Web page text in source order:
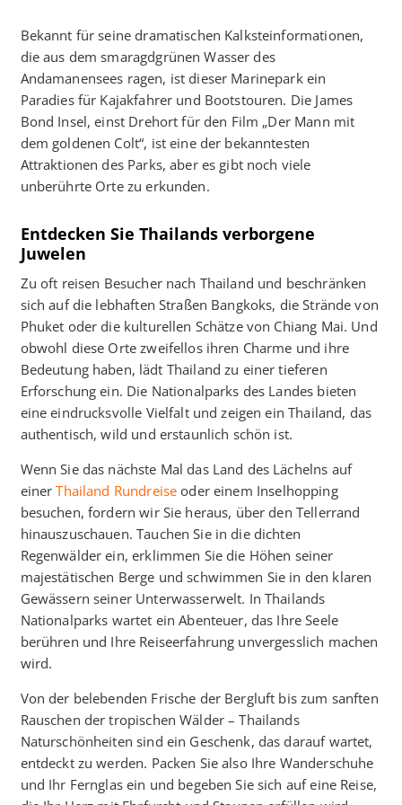
Bekannt für seine dramatischen Kalksteinformationen,
die aus dem smaragdgrünen Wasser des
Andamanensees ragen, ist dieser Marinepark ein
Paradies für Kajakfahrer und Bootstouren. Die James
Bond Insel, einst Drehort für den Film „Der Mann mit
dem goldenen Colt“, ist eine der bekanntesten
Attraktionen des Parks, aber es gibt noch viele
unberührte Orte zu erkunden.
Entdecken Sie Thailands verborgene
Juwelen
Zu oft reisen Besucher nach Thailand und beschränken
sich auf die lebhaften Straßen Bangkoks, die Strände von
Phuket oder die kulturellen Schätze von Chiang Mai. Und
obwohl diese Orte zweifellos ihren Charme und ihre
Bedeutung haben, lädt Thailand zu einer tieferen
Erforschung ein. Die Nationalparks des Landes bieten
eine eindrucksvolle Vielfalt und zeigen ein Thailand, das
authentisch, wild und erstaunlich schön ist.
Wenn Sie das nächste Mal das Land des Lächelns auf
einerThailand Rundreise oder einem Inselhopping
besuchen, fordern wir Sie heraus, über den Tellerrand
hinauszuschauen. Tauchen Sie in die dichten
Regenwälder ein, erklimmen Sie die Höhen seiner
majestätischen Berge und schwimmen Sie in den klaren
Gewässern seiner Unterwasserwelt. In Thailands
Nationalparks wartet ein Abenteuer, das Ihre Seele
berühren und Ihre Reiseerfahrung unvergesslich machen
wird.
Von der belebenden Frische der Bergluft bis zum sanften
Rauschen der tropischen Wälder – Thailands
Naturschönheiten sind ein Geschenk, das darauf wartet,
entdeckt zu werden. Packen Sie also Ihre Wanderschuhe
und Ihr Fernglas ein und begeben Sie sich auf eine Reise,